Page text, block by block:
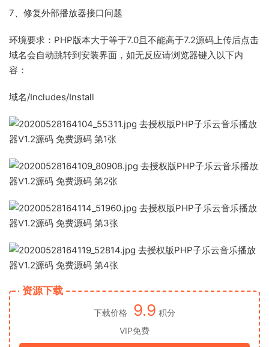
7、修复外部播放器接口问题
环境要求：PHP版本大于等于7.0且不能高于7.2源码上传后点击
域名会自动跳转到安装界面，如无反应请浏览器键入以下内
容：
域名/Includes/Install
资源下载
下载价格 9.9 积分
VIP免费